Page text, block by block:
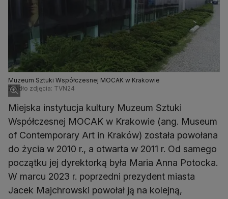
Muzeum Sztuki Współczesnej MOCAK w Krakowie
Źródło zdjęcia: TVN24
Miejska instytucja kultury Muzeum Sztuki
Współczesnej MOCAK w Krakowie (ang. Museum
of Contemporary Art in Kraków) została powołana
do życia w 2010 r., a otwarta w 2011 r. Od samego
początku jej dyrektorką była Maria Anna Potocka.
W marcu 2023 r. poprzedni prezydent miasta
Jacek Majchrowski powołał ją na kolejną,